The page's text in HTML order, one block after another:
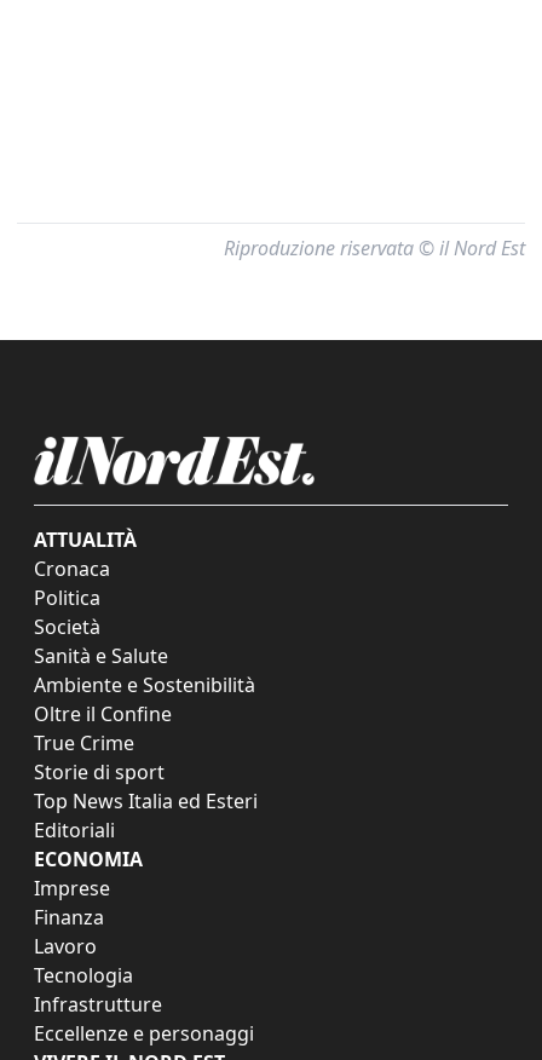
Riproduzione riservata © il Nord Est
ATTUALITÀ
Cronaca
Politica
Società
Sanità e Salute
Ambiente e Sostenibilità
Oltre il Confine
True Crime
Storie di sport
Top News Italia ed Esteri
Editoriali
ECONOMIA
Imprese
Finanza
Lavoro
Tecnologia
Infrastrutture
Eccellenze e personaggi